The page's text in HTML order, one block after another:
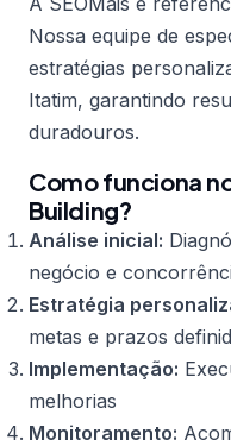
Nossa equipe de
estratégias
Itatim, garantindo
duradouros.
Como funciona
Building?
Análise inicial:
negócio e
Estratégia
metas e prazos
Implementação:
melhorias
Monitoramento: